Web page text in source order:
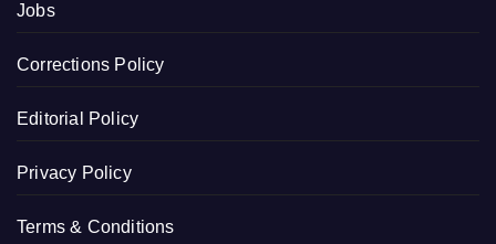
Jobs
Corrections Policy
Editorial Policy
Privacy Policy
Terms & Conditions